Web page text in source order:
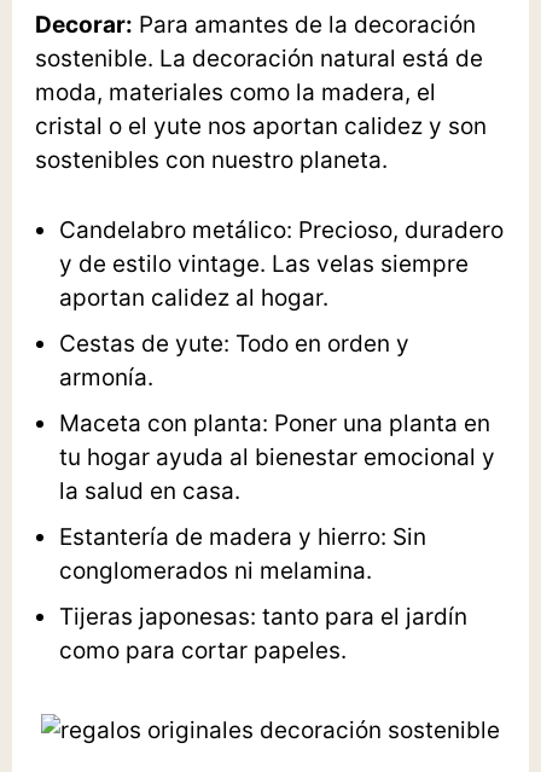
Decorar: Para amantes de la decoración
sostenible. La decoración natural está de
moda, materiales como la madera, el
cristal o el yute nos aportan calidez y son
sostenibles con nuestro planeta.
Candelabro metálico: Precioso, duradero
y de estilo vintage. Las velas siempre
aportan calidez al hogar.
Cestas de yute: Todo en orden y
armonía.
Maceta con planta: Poner una planta en
tu hogar ayuda al bienestar emocional y
la salud en casa.
Estantería de madera y hierro: Sin
conglomerados ni melamina.
Tijeras japonesas: tanto para el jardín
como para cortar papeles.